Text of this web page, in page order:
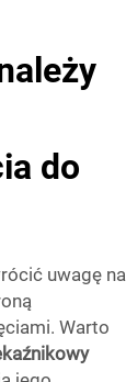
do
uwagę na
Warto